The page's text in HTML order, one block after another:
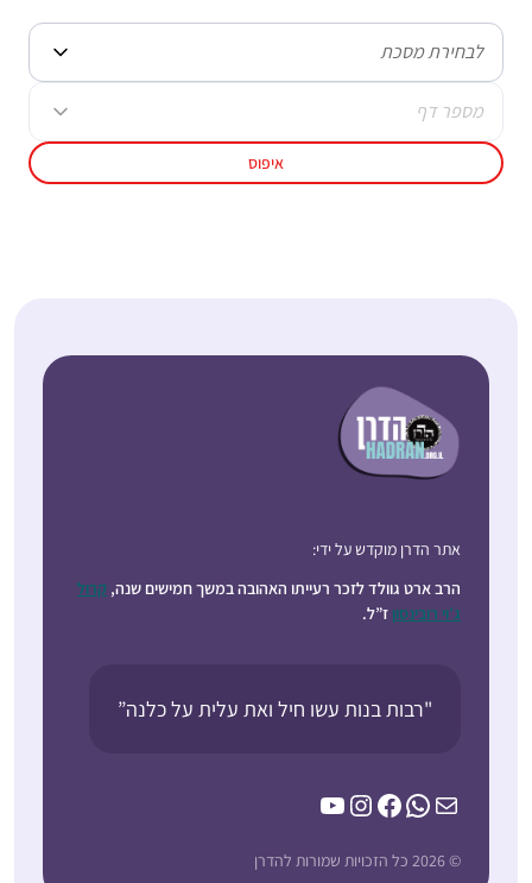
לבחירת מסכת
מספר דף
איפוס
אתר הדרן מוקדש על ידי:
הרב ארט גוולד לזכר רעייתו האהובה במשך חמישים שנה, קרול
ג’וי רובינסון ז”ל.
"רבות בנות עשו חיל ואת עלית על כלנה”
Mail
WhatsApp
Facebook
Instagram
YouTube
© 2026 כל הזכויות שמורות להדרן